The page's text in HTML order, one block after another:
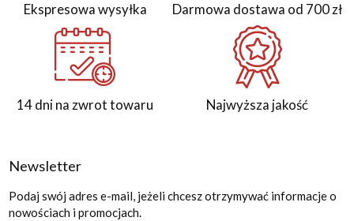
Ekspresowa wysyłka Darmowa dostawa od 700 zł
14 dni na zwrot towaru Najwyższa jakość
Newsletter
Podaj swój adres e-mail, jeżeli chcesz otrzymywać informacje o
nowościach i promocjach.